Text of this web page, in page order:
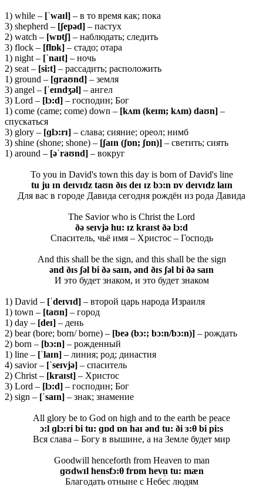
1) while – [ˈwaɪl] – в то время как; пока
3) shepherd – [ʃepəd] – пастух
2) watch – [wɒtʃ] – наблюдать; следить
3) flock – [flɒk] – стадо; отара
1) night – [ˈnaɪt] – ночь
2) seat – [si:t] – рассадить; расположить
1) ground – [ɡraʊnd] – земля
3) angel – [ˈeɪndʒəl] – ангел
3) Lord – [lɔ:d] – господин; Бог
1) come (came; come) down – [kʌm (keɪm; kʌm) daʊn] –
спускаться
3) glory – [ɡlɔ:rɪ] – слава; сияние; ореол; нимб
3) shine (shone; shone) – [ʃaɪn (ʃɒn; ʃɒn)] – светить; сиять
1) around – [əˈraʊnd] – вокруг
To you in David's town this day is born of David's line
tu ju ɪn deɪvɪdz taʊn ðɪs deɪ ɪz bɔ:n ɒv deɪvɪdz laɪn
Для вас в городе Давида сегодня рождён из рода Давида
The Savior who is Christ the Lord
ðə seɪvjə hu: ɪz kraɪst ðə lɔ:d
Спаситель, чьё имя – Христос – Господь
And this shall be the sign, and this shall be the sign
ənd ðɪs ʃəl bi ðə saɪn, ənd ðɪs ʃəl bi ðə saɪn
И это будет знаком, и это будет знаком
1) David – [ˈdeɪvɪd] – второй царь народа Израиля
1) town – [taʊn] – город
1) day – [deɪ] – день
2) bear (bore; born/ borne) – [beə (bɔ:; bɔ:n/bɔ:n)] – рождать
2) born – [bɔ:n] – рожденный
1) line – [ˈlaɪn] – линия; род; династия
4) savior – [ˈseɪvjə] – спаситель
2) Christ – [kraɪst] – Христос
3) Lord – [lɔ:d] – господин; Бог
2) sign – [ˈsaɪn] – знак; знамение
All glory be to God on high and to the earth be peace
ɔ:l ɡlɔ:ri bi tu: ɡɒd ɒn haɪ ənd tu: ði ɜ:θ bi pi:s
Вся слава – Богу в вышине, а на Земле будет мир
Goodwill henceforth from Heaven to man
ɡʊdwɪl hensfɔ:θfrɒm hevn̩ tu: mæn
Благодать отныне с Небес людям